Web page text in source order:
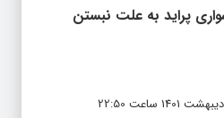
پراید به علت نبستن